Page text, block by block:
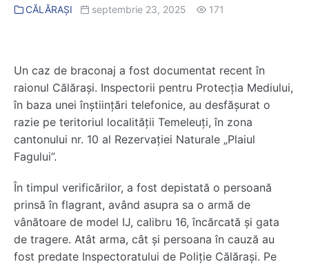
CĂLĂRAȘI septembrie 23, 2025 171
Un caz de braconaj a fost documentat recent în
raionul Călărași. Inspectorii pentru Protecția Mediului,
în baza unei înștiințări telefonice, au desfășurat o
razie pe teritoriul localității Temeleuți, în zona
cantonului nr. 10 al Rezervației Naturale „Plaiul
Fagului”.
În timpul verificărilor, a fost depistată o persoană
prinsă în flagrant, având asupra sa o armă de
vânătoare de model IJ, calibru 16, încărcată și gata
de tragere. Atât arma, cât și persoana în cauză au
fost predate Inspectoratului de Poliție Călărași. Pe